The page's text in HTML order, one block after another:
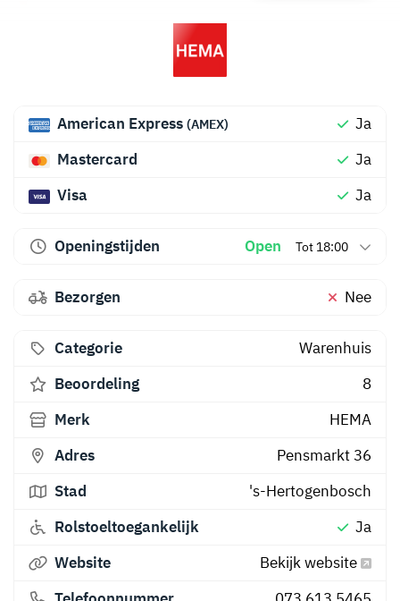
American Express (AMEX)
Ja
Mastercard
Ja
Visa
Ja
Openingstijden Open Tot 18:00
Bezorgen Nee
Categorie
Warenhuis
Beoordeling
8
Merk
HEMA
Adres
Pensmarkt 36
Stad
's-Hertogenbosch
Rolstoeltoegankelijk
Ja
Website
Bekijk website